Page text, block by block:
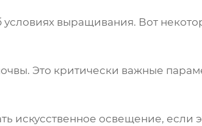
выращивания. Вот
Это критически важные
искусственное освещение, если